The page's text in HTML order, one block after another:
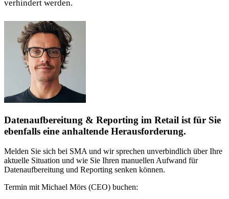
verhindert werden.
Datenaufbereitung & Reporting im Retail ist für Sie
ebenfalls eine anhaltende Herausforderung.
Melden Sie sich bei SMA und wir sprechen unverbindlich über Ihre
aktuelle Situation und wie Sie Ihren manuellen Aufwand für
Datenaufbereitung und Reporting senken können.
Termin mit Michael Mörs (CEO) buchen: